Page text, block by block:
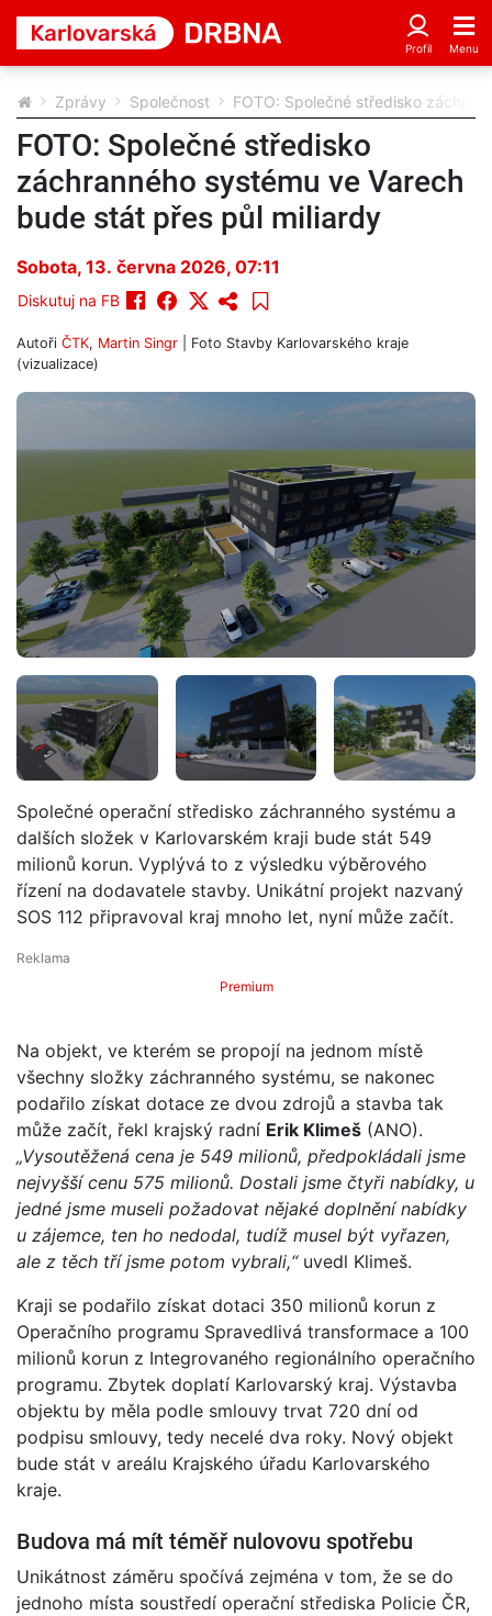
Zprávy Společnost FOTO: Společné středisko
FOTO: Společné středisko
záchranného systému ve Varech
bude stát přes půl miliardy
Sobota, 13. června 2026, 07:11
Diskutuj na FB
Autoři ČTK, Martin Singr | Foto Stavby Karlovarského kraje
(vizualizace)
Společné operační středisko záchranného systému a
dalších složek v Karlovarském kraji bude stát 549
milionů korun. Vyplývá to z výsledku výběrového
řízení na dodavatele stavby. Unikátní projekt nazvaný
SOS 112 připravoval kraj mnoho let, nyní může začít.
Premium
Na objekt, ve kterém se propojí na jednom místě
všechny složky záchranného systému, se nakonec
podařilo získat dotace ze dvou zdrojů a stavba tak
může začít, řekl krajský radní Erik Klimeš (ANO).
„Vysoutěžená cena je 549 milionů, předpokládali jsme
nejvyšší cenu 575 milionů. Dostali jsme čtyři nabídky, u
jedné jsme museli požadovat nějaké doplnění nabídky
u zájemce, ten ho nedodal, tudíž musel být vyřazen,
ale z těch tří jsme potom vybrali,“uvedl Klimeš.
Kraji se podařilo získat dotaci 350 milionů korun z
Operačního programu Spravedlivá transformace a 100
milionů korun z Integrovaného regionálního operačního
programu. Zbytek doplatí Karlovarský kraj. Výstavba
objektu by měla podle smlouvy trvat 720 dní od
podpisu smlouvy, tedy necelé dva roky. Nový objekt
bude stát v areálu Krajského úřadu Karlovarského
kraje.
Budova má mít téměř nulovovu spotřebu
Unikátnost záměru spočívá zejména v tom, že se do
jednoho místa soustředí operační střediska Policie ČR,